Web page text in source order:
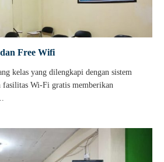
Free Wifi
kelas yang dilengkapi dengan sistem
Wi-Fi gratis memberikan